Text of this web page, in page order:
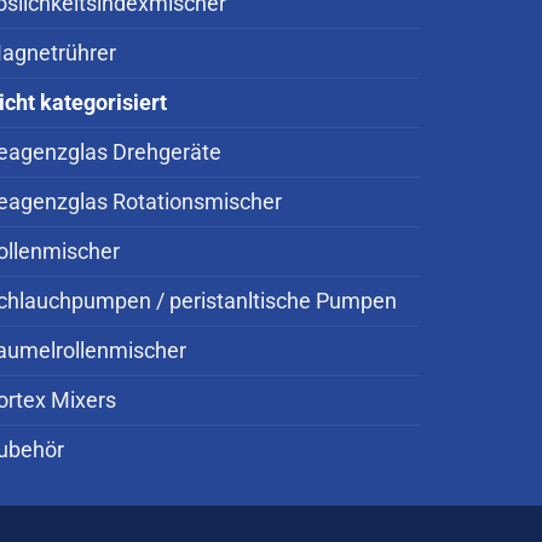
kategorisiert
Drehgeräte
Rotationsmischer
/ peristanltische Pumpen
Mixers